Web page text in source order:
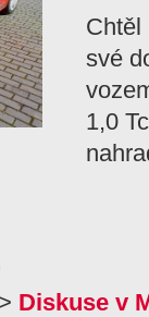
Chtěl
své
1,0
Diskuse v